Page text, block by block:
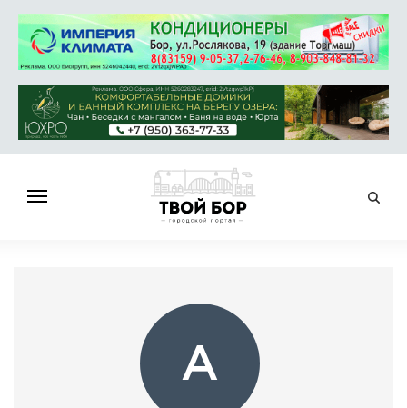
СПРАВОЧНИК
ОБЪЯВЛЕНИЯ
А